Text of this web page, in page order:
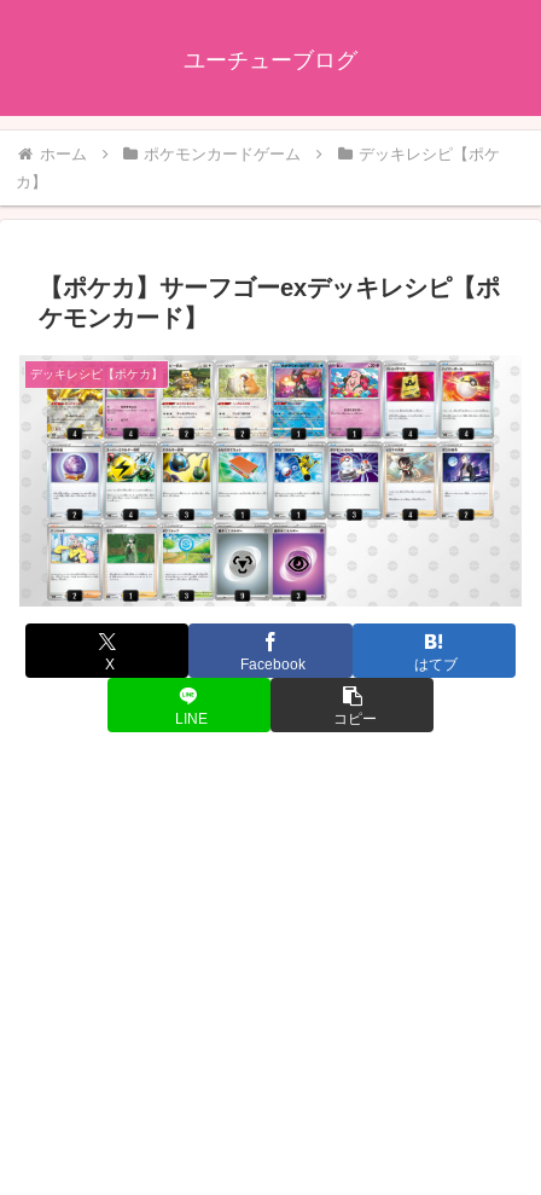
ユーチューブログ
ホーム ポケモンカードゲーム
デッキレシピ【ポケ
カ】
【ポケカ】サーフゴーexデッキレシピ【ポ
ケモンカード】
デッキレシピ【ポケカ】
X Facebook はてブ
LINE コピー